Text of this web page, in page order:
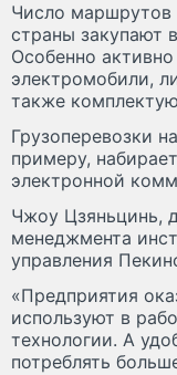
Число маршрутов
страны закупают
Особенно
электромобили,
также
Грузоперевозки
примеру,
электронной
Чжоу Цзяньцинь,
менеджмента
управления
«Предприятия
используют в
технологии. А
потреблять